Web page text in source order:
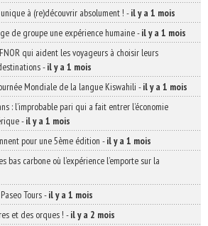
à (re)découvrir absolument ! -il y a 1 mois
de groupe une expérience humaine-il y a 1 mois
qui aident les voyageurs à choisir leurs
-il y a 1 mois
Mondiale de la langue Kiswahili -il y a 1 mois
: l’improbable pari qui a fait entrer l’économie
-il y a 1 mois
pour une 5ème édition -il y a 1 mois
bas carbone où l’expérience l’emporte sur la
Tours-il y a 1 mois
et des orques ! -il y a 2 mois